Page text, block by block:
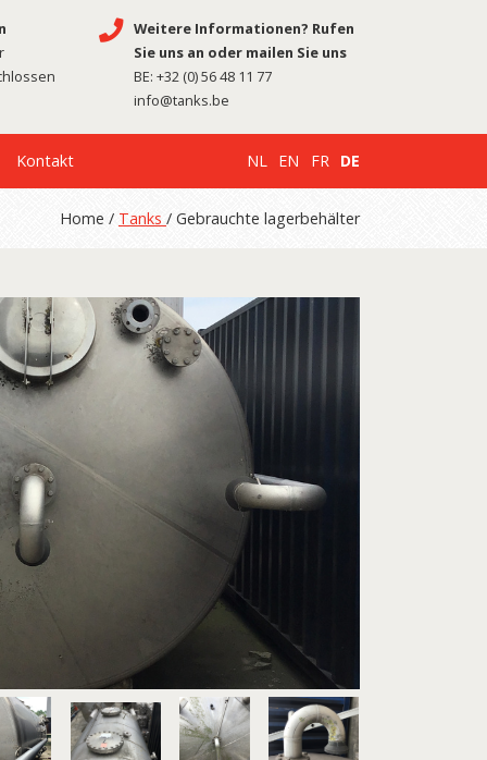
Weitere Informationen? Rufen
Sie uns an oder mailen Sie uns
BE: +32 (0) 56 48 11 77
info@tanks.be
Kontakt NL EN FR DE
Home / Tanks / Gebrauchte lagerbehälter